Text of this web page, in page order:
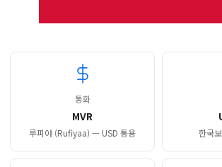
통화
MVR
루피야 (Rufiyaa) — USD 통용 한국